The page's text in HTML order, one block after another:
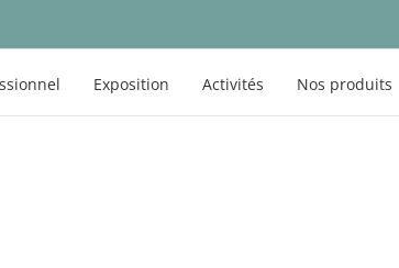
Exposition Activités Nos produits